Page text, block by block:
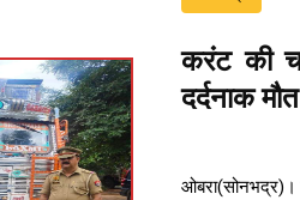
करंट की
दर्दनाक मौत
ओबरा(सोनभद्र)।